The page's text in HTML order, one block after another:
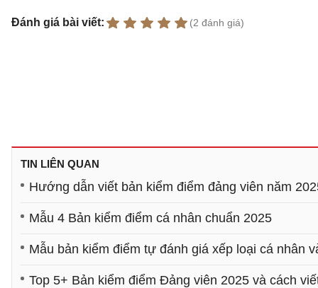
Đánh giá bài viết: (2 đánh giá)
TIN LIÊN QUAN
Hướng dẫn viết bản kiểm điểm đảng viên năm
Mẫu 4 Bản kiểm điểm cá nhân chuẩn 2025
Mẫu bản kiểm điểm tự đánh giá xếp loại cá nhân
Top 5+ Bản kiểm điểm Đảng viên 2025 và cách